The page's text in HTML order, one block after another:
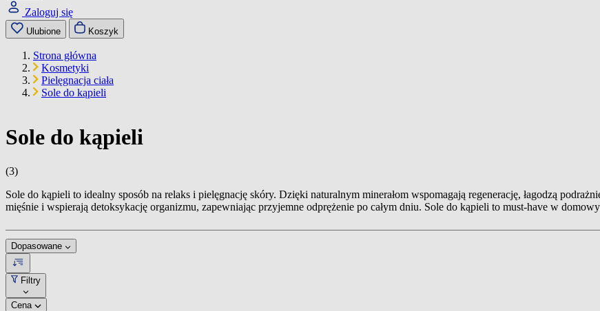
Zaloguj się
Ulubione Koszyk
Strona główna
Kosmetyki
Pielęgnacja ciała
Sole do kąpieli
Sole do kąpieli
(3)
Sole do kąpieli to idealny sposób na relaks i pielęgnację skóry. Dzięki naturalnym minerałom wspomagają regenerację, łagodzą
mięśnie i wspierają detoksykację organizmu, zapewniając przyjemne odprężenie po całym dniu. Sole do kąpieli to must-have w
Dopasowane
Filtry
Cena